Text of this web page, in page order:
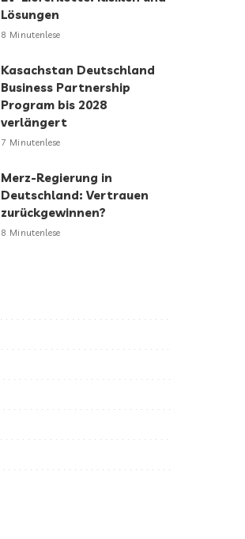
Lösungen
8 Minutenlese
Kasachstan Deutschland
Business Partnership
Program bis 2028
verlängert
7 Minutenlese
Merz-Regierung in
Deutschland: Vertrauen
zurückgewinnen?
8 Minutenlese